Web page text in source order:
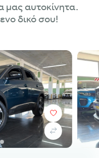
μας αυτοκίνητα.
δικό σου!